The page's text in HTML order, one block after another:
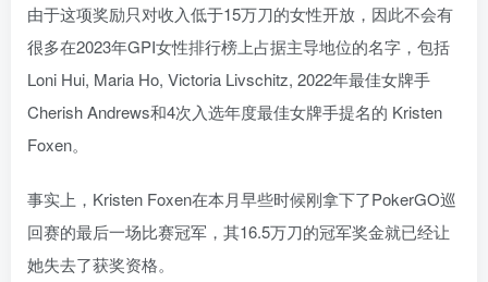
由于这项奖励只对收入低于15万刀的女性开放，因此不会有
很多在2023年GPI女性排行榜上占据主导地位的名字，包括
Loni Hui, Maria Ho, Victoria Livschitz, 2022年最佳女牌手
Cherish Andrews和4次入选年度最佳女牌手提名的 Kristen
Foxen。
事实上，Kristen Foxen在本月早些时候刚拿下了PokerGO巡
回赛的最后一场比赛冠军，其16.5万刀的冠军奖金就已经让
她失去了获奖资格。